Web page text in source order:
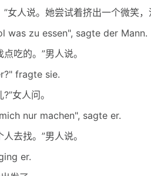
人说。她尝试着挤出一个微笑，
zu essen", sagte der Mann.
吃的。”男人说。
fragte sie.
女人问。
nur machen", sagte er.
去找。”男人说。
er.